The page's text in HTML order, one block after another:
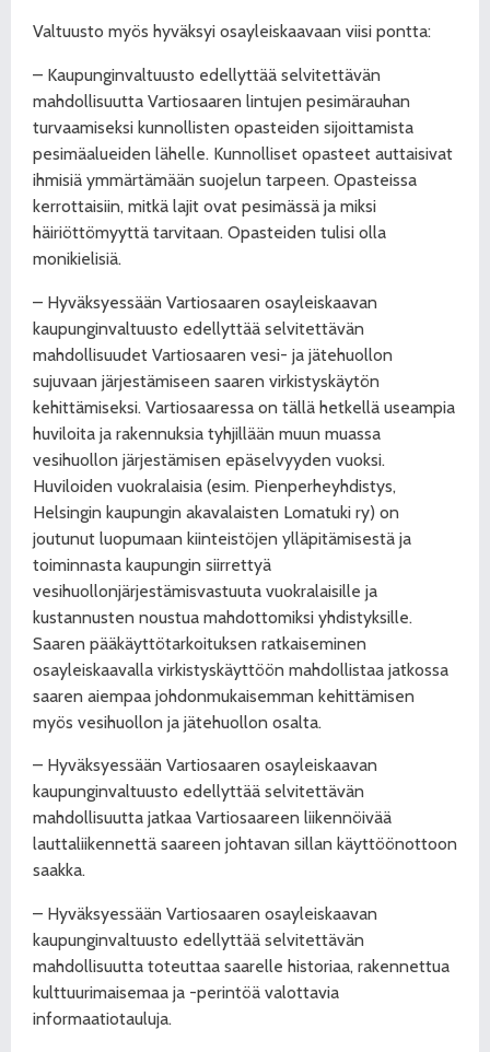
Valtuusto myös hyväksyi osayleiskaavaan viisi pontta:
– Kaupunginvaltuusto edellyttää selvitettävän
mahdollisuutta Vartiosaaren lintujen pesimärauhan
turvaamiseksi kunnollisten opasteiden sijoittamista
pesimäalueiden lähelle. Kunnolliset opasteet auttaisivat
ihmisiä ymmärtämään suojelun tarpeen. Opasteissa
kerrottaisiin, mitkä lajit ovat pesimässä ja miksi
häiriöttömyyttä tarvitaan. Opasteiden tulisi olla
monikielisiä.
– Hyväksyessään Vartiosaaren osayleiskaavan
kaupunginvaltuusto edellyttää selvitettävän
mahdollisuudet Vartiosaaren vesi- ja jätehuollon
sujuvaan järjestämiseen saaren virkistyskäytön
kehittämiseksi. Vartiosaaressa on tällä hetkellä useampia
huviloita ja rakennuksia tyhjillään muun muassa
vesihuollon järjestämisen epäselvyyden vuoksi.
Huviloiden vuokralaisia (esim. Pienperheyhdistys,
Helsingin kaupungin akavalaisten Lomatuki ry) on
joutunut luopumaan kiinteistöjen ylläpitämisestä ja
toiminnasta kaupungin siirrettyä
vesihuollonjärjestämisvastuuta vuokralaisille ja
kustannusten noustua mahdottomiksi yhdistyksille.
Saaren pääkäyttötarkoituksen ratkaiseminen
osayleiskaavalla virkistyskäyttöön mahdollistaa jatkossa
saaren aiempaa johdonmukaisemman kehittämisen
myös vesihuollon ja jätehuollon osalta.
– Hyväksyessään Vartiosaaren osayleiskaavan
kaupunginvaltuusto edellyttää selvitettävän
mahdollisuutta jatkaa Vartiosaareen liikennöivää
lauttaliikennettä saareen johtavan sillan käyttöönottoon
saakka.
– Hyväksyessään Vartiosaaren osayleiskaavan
kaupunginvaltuusto edellyttää selvitettävän
mahdollisuutta toteuttaa saarelle historiaa, rakennettua
kulttuurimaisemaa ja -perintöä valottavia
informaatiotauluja.